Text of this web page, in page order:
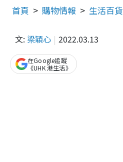
首頁 購物情報 生活百貨
文: 梁穎心 2022.03.13
在Google追蹤
《UHK 港生活》